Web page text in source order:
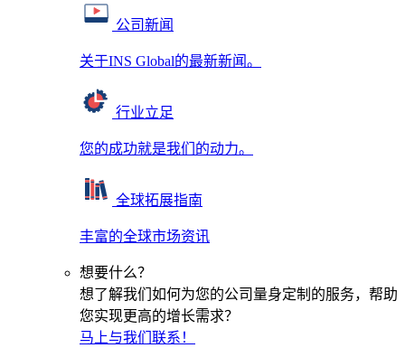
公司新闻
关于INS Global的最新新闻。
行业立足
您的成功就是我们的动力。
全球拓展指南
丰富的全球市场资讯
想要什么？
想了解我们如何为您的公司量身定制的服务，帮助
您实现更高的增长需求？
马上与我们联系！